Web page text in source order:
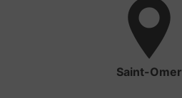
Saint-Omer